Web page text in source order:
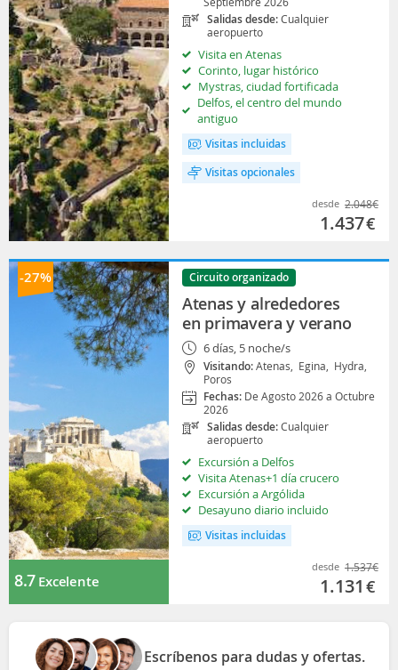
Salidas desde:Cualquier
aeropuerto
Visita en Atenas
Corinto, lugar histórico
Mystras, ciudad fortificada
Delfos, el centro del mundo
antiguo
Visitas incluidas
Visitas opcionales
desde 2.048€
1.437€
-27%
8.7Excelente
Circuito organizado
Atenas y alrededores
en primavera y verano
6 días, 5 noche/s
Visitando:Atenas, Egina, Hydra,
Poros
Fechas: De Agosto 2026 a Octubre
2026
Salidas desde:Cualquier
aeropuerto
Excursión a Delfos
Visita Atenas+1 día crucero
Excursión a Argólida
Desayuno diario incluido
Visitas incluidas
desde 1.537€
1.131 €
Escríbenos para dudas y ofertas.